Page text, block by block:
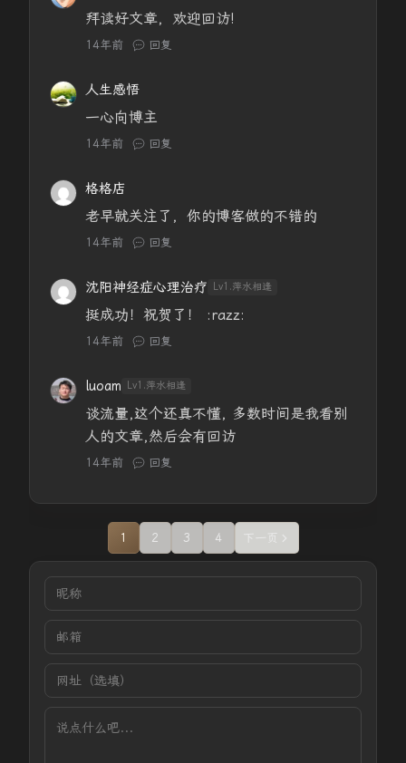
拜读好文章，欢迎回访!
14年前 回复
人生感悟
一心向博主
14年前 回复
格格店
老早就关注了，你的博客做的不错的
14年前 回复
沈阳神经症心理治疗 Lv1.萍水相逢
挺成功！祝贺了！ :razz:
14年前 回复
luoam Lv1.萍水相逢
谈流量,这个还真不懂, 多数时间是我看别
人的文章,然后会有回访
14年前 回复
1 2 3 4 下一页